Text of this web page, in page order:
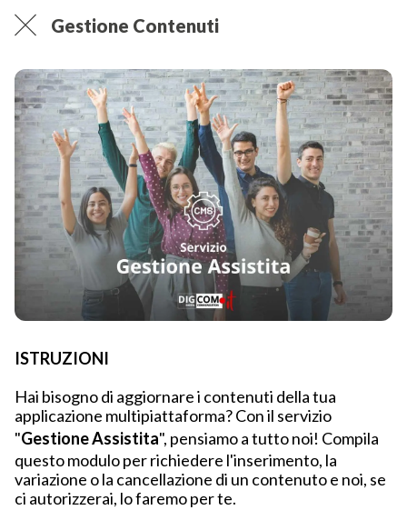
Gestione Contenuti
ISTRUZIONI
Hai bisogno di aggiornare i contenuti della tua
applicazione multipiattaforma? Con il servizio
"Gestione Assistita", pensiamo a tutto noi! Compila
questo modulo per richiedere l'inserimento, la
variazione o la cancellazione di un contenuto e noi, se
ci autorizzerai, lo faremo per te.